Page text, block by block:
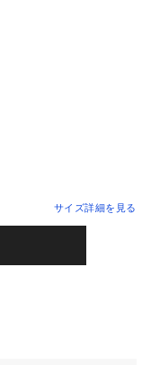
サイズ詳細を見る